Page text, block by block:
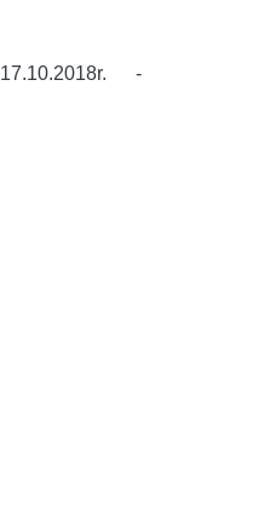
17.10.2018r. -